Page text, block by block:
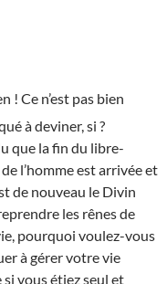
! Ce n’est pas bien
à deviner, si ?
que la fin du libre-
l’homme est arrivée et
de nouveau le Divin
les rênes de
pourquoi voulez-vous
à gérer votre vie
si vous étiez seul et